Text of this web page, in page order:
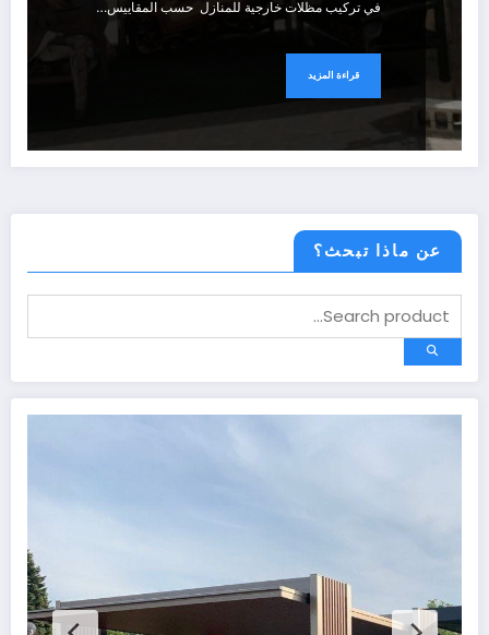
في تركيب مظلات خارجية للمنازل حسب المقاييس…
قراءة المزيد
عن ماذا تبحث؟